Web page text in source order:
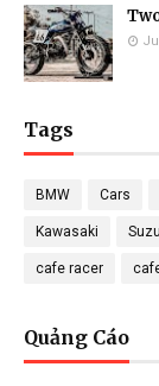
Tags
BMW Cars
Kawasaki
cafe racer
Quảng Cáo